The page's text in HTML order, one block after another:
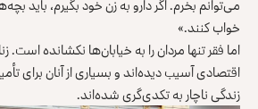
خواب کنند.»
اما فقر تنها مردان را به خیابان‌ها نکشانده است.
اقتصادی آسیب دیده‌اند و بسیاری از آنان برای
زندگی ناچار به تکدی‌گری شده‌اند.